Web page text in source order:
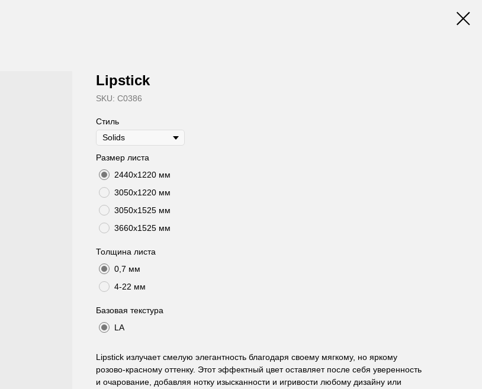
Lipstick
SKU: C0386
Стиль
Размер листа
2440х1220 мм
3050х1220 мм
3050х1525 мм
3660х1525 мм
Толщина листа
0,7 мм
4-22 мм
Базовая текстура
LA
Lipstick излучает смелую элегантность благодаря своему мягкому, но яркому
розово-красному оттенку. Этот эффектный цвет оставляет после себя уверенность
и очарование, добавляя нотку изысканности и игривости любому дизайну или